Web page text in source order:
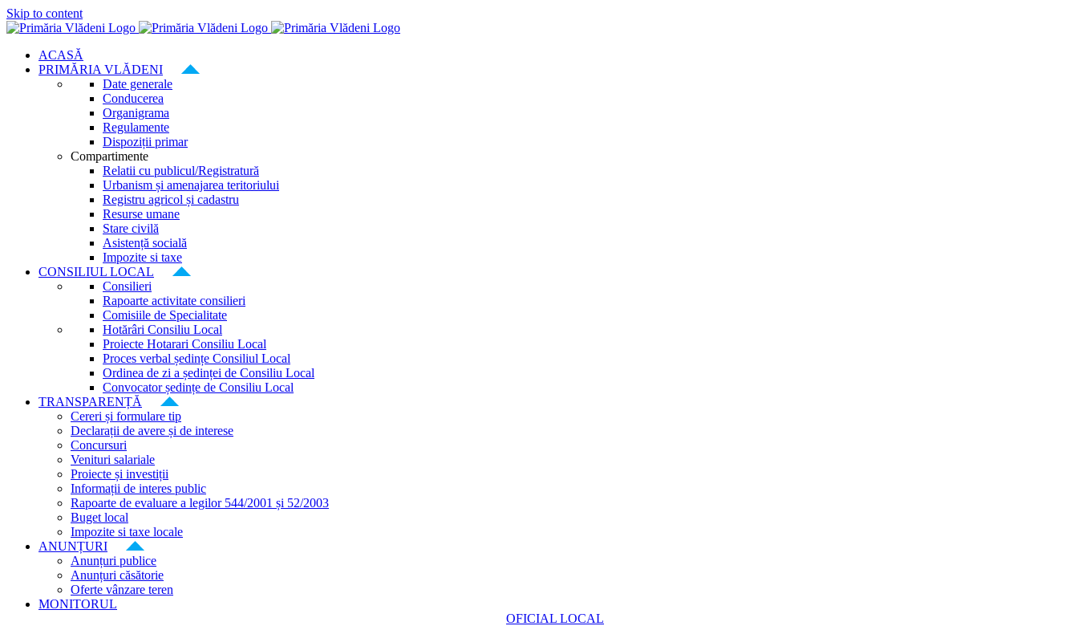
Skip to content
ACASĂ
PRIMĂRIA VLĂDENI
Date generale
Conducerea
Organigrama
Regulamente
Dispoziții primar
Compartimente
Relatii cu publicul/Registratură
Urbanism și amenajarea teritoriului
Registru agricol și cadastru
Resurse umane
Stare civilă
Asistență socială
Impozite si taxe
CONSILIUL LOCAL
Consilieri
Rapoarte activitate consilieri
Comisiile de Specialitate
Hotărâri Consiliu Local
Proiecte Hotarari Consiliu Local
Proces verbal ședințe Consiliul Local
Ordinea de zi a ședinței de Consiliu Local
Convocator ședințe de Consiliu Local
TRANSPARENȚĂ
Cereri și formulare tip
Declarații de avere și de interese
Concursuri
Venituri salariale
Proiecte și investiții
Informații de interes public
Rapoarte de evaluare a legilor 544/2001 și 52/2003
Buget local
Impozite si taxe locale
ANUNȚURI
Anunțuri publice
Anunțuri căsătorie
Oferte vânzare teren
MONITORUL
OFICIAL LOCAL